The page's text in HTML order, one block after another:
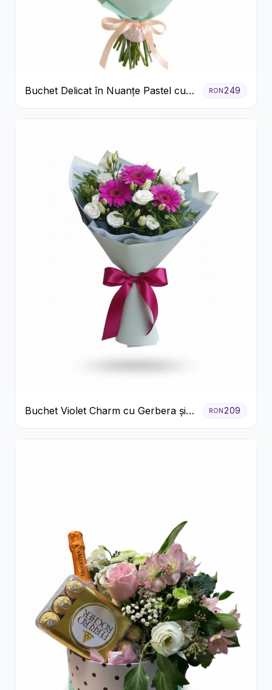
Buchet Delicat în Nuanțe Pastel cu
Trandafiri și Crizanteme Roz
RON249
Buchet Violet Charm cu Gerbera și
Lisianthus Alb
RON209